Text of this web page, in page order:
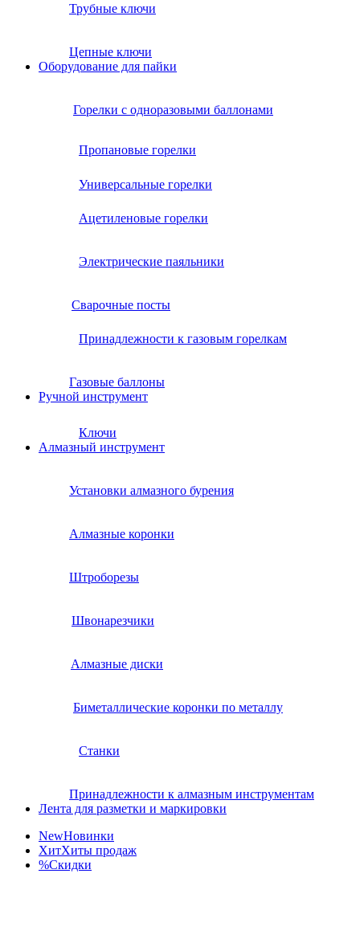
Трубные ключи
Цепные ключи
Оборудование для пайки
Горелки с одноразовыми баллонами
Пропановые горелки
Универсальные горелки
Ацетиленовые горелки
Электрические паяльники
Сварочные посты
Принадлежности к газовым горелкам
Газовые баллоны
Ручной инструмент
Ключи
Алмазный инструмент
Установки алмазного бурения
Алмазные коронки
Штроборезы
Швонарезчики
Алмазные диски
Биметаллические коронки по металлу
Станки
Принадлежности к алмазным инструментам
Лента для разметки и маркировки
NewНовинки
ХитХиты продаж
%Скидки